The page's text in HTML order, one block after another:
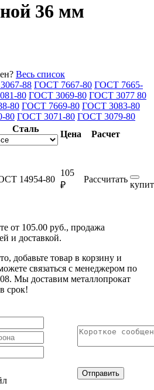
36 мм
Весь список
88 ГОСТ 7667-80 ГОСТ 7665-
80 ГОСТ 3069-80 ГОСТ 3077 80
80 ГОСТ 7669-80 ГОСТ 3083-80
80 ГОСТ 3071-80 ГОСТ 3079-80
Сталь
Цена
Расчет
14954-80
105
₽
Рассчитать
от 105.00 руб., продажа
и доставкой.
добавьте товар в корзину и
связаться с менеджером по
Мы доставим металлопрокат
срок!
Отправить